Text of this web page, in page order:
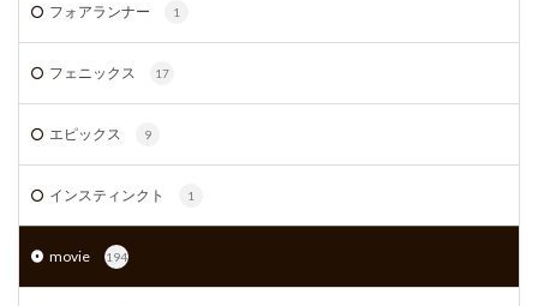
フォアランナー 1
フェニックス 17
エピックス 9
インスティンクト 1
movie 194